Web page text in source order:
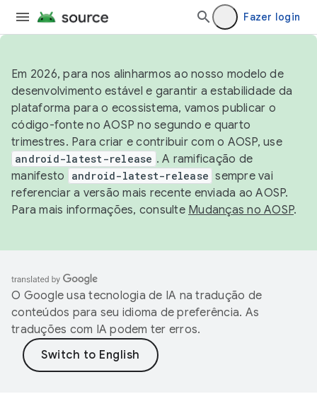
Fazer login
Em 2026, para nos alinharmos ao nosso modelo de
desenvolvimento estável e garantir a estabilidade da
plataforma para o ecossistema, vamos publicar o
código-fonte no AOSP no segundo e quarto
trimestres. Para criar e contribuir com o AOSP, use
android-latest-release . A ramificação de
manifesto
android-latest-release sempre vai
referenciar a versão mais recente enviada ao AOSP.
Para mais informações, consulte Mudanças no AOSP.
O Google usa tecnologia de IA na tradução de
conteúdos para seu idioma de preferência. As
traduções com IA podem ter erros.